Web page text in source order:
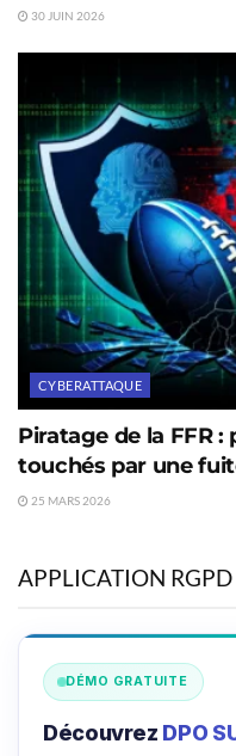
30 JUIN 2026
CYBERATTAQUE
Piratage de la FFR
touchés par une
25 MARS 2026
APPLICATION RGPD
DÉMO GRATUITE
Découvrez DPO